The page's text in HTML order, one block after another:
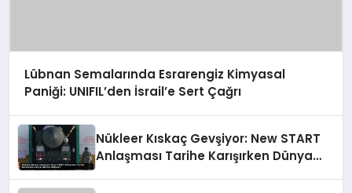
Lübnan Semalarında Esrarengiz Kimyasal
Paniği: UNIFIL’den İsrail’e Sert Çağrı
Nükleer Kıskaç Gevşiyor: New START
Anlaşması Tarihe Karışırken Dünya